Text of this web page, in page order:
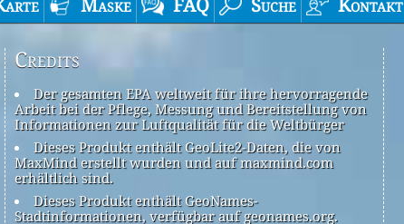
Credits
Der gesamten EPA weltweit für ihre hervorragende
Arbeit bei der Pflege, Messung und Bereitstellung von
Informationen zur Luftqualität für die Weltbürger
Dieses Produkt enthält GeoLite2-Daten, die von
MaxMind erstellt wurden und auf maxmind.com
erhältlich sind.
Dieses Produkt enthält GeoNames-
Stadtinformationen, verfügbar auf geonames.org.